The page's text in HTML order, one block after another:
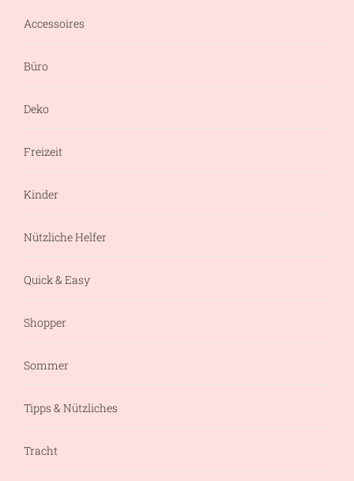
Accessoires
Büro
Deko
Freizeit
Kinder
Nützliche Helfer
Quick & Easy
Shopper
Sommer
Tipps & Nützliches
Tracht